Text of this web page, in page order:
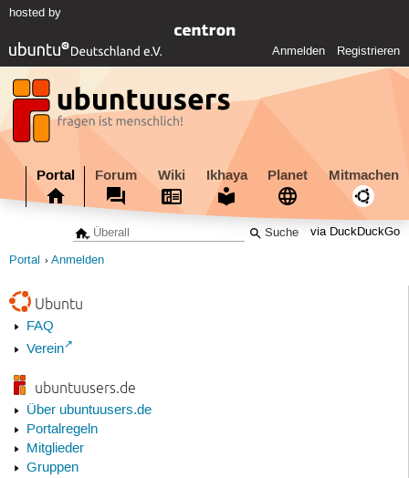
hosted by
Anmelden Registrieren
Portal Forum Wiki Ikhaya Planet Mitmachen
via DuckDuckGo
Portal Anmelden
Ubuntu
FAQ
Verein
ubuntuusers.de
Über ubuntuusers.de
Portalregeln
Mitglieder
Gruppen